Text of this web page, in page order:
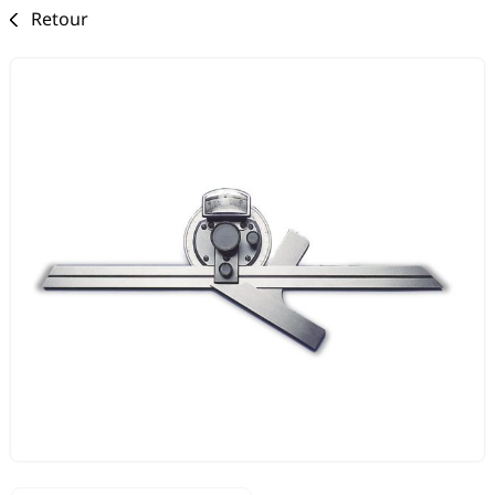
Retour